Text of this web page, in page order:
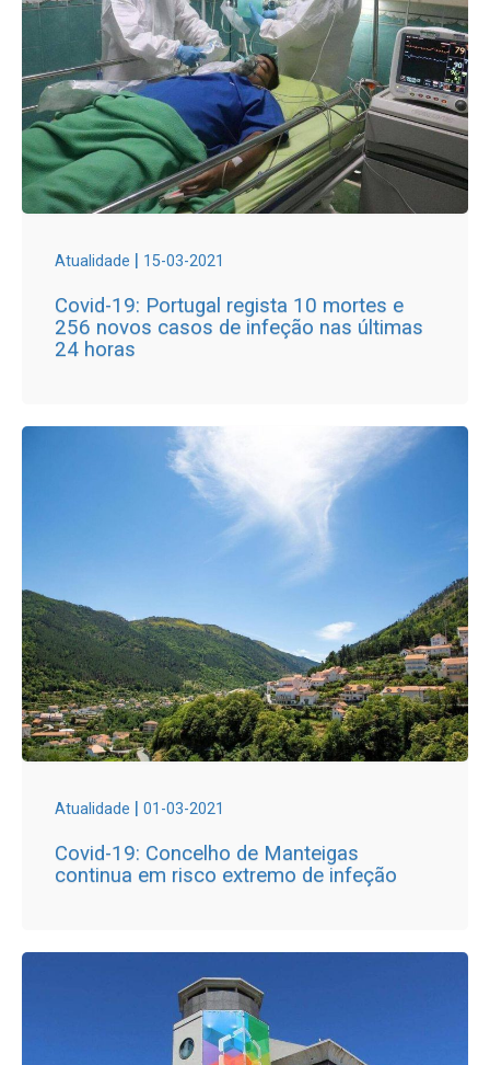
Atualidade | 15-03-2021
Covid-19: Portugal regista 10 mortes e
256 novos casos de infeção nas últimas
24 horas
Atualidade | 01-03-2021
Covid-19: Concelho de Manteigas
continua em risco extremo de infeção